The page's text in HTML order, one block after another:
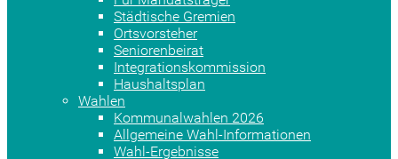
Städtische Gremien
Ortsvorsteher
Seniorenbeirat
Integrationskommission
Haushaltsplan
Wahlen
Kommunalwahlen 2026
Allgemeine Wahl-Informationen
Wahl-Ergebnisse